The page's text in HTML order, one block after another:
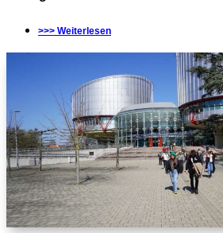
>>> Weiterlesen